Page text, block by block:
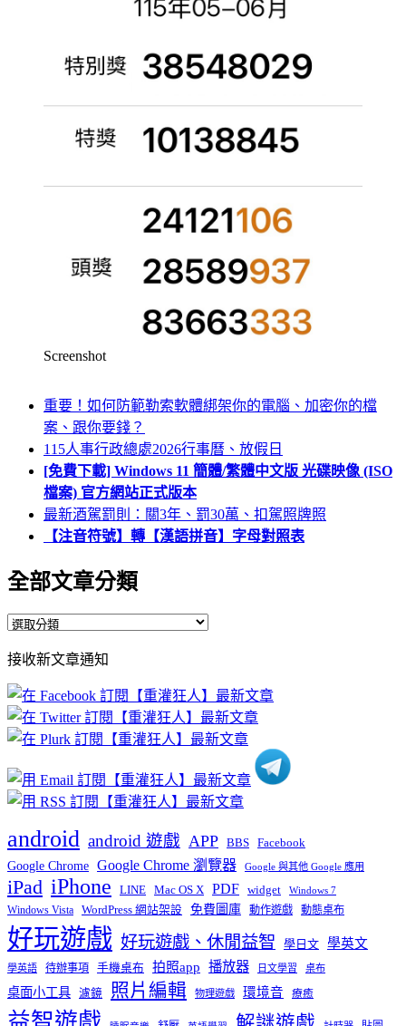
Screenshot
重要！如何防範勒索軟體綁架你的電腦、加密你的檔
案、跟你要錢？
115人事行政總處2026行事曆、放假日
[免費下載] Windows 11 簡體/繁體中文版 光碟映像 (ISO
檔案) 官方網站正式版本
最新酒駕罰則：關3年、罰30萬、扣駕照牌照
【注音符號】轉【漢語拼音】字母對照表
全部文章分類
全
文
章
分
類
接收新文章通知
android android 遊戲 APP BBS Facebook
Google Chrome Google Chrome 瀏覽器 Google 與其他 Google 應用
iPad iPhone LINE Mac OS X PDF widget Windows 7
Windows Vista WordPress 網站架設 免費圖庫 動作遊戲 動態桌布
好玩遊戲 好玩遊戲、休閒益智 學日文 學英文
學英語 待辦事項 手機桌布 拍照app 播放器 日文學習 桌布
桌面小工具 濾鏡 照片編輯 物理遊戲 環境音 療癒